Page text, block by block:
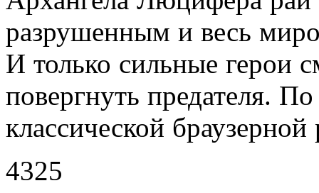
разрушенным и весь
И только сильные герои
повергнуть предателя.
классической
4325